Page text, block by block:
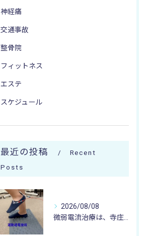
神経痛
交通事故
整骨院
フィットネス
エステ
スケジュール
最近の投稿
Recent
Posts
2026/08/08